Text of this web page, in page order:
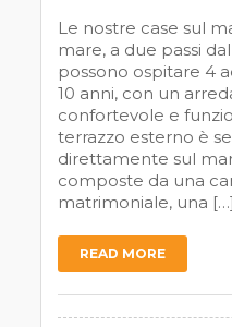
Le nostre case sul
mare, a due passi
possono ospitare 4
10 anni, con un
confortevole e
terrazzo esterno è
direttamente sul
composte da una
matrimoniale, una […]
READ MORE